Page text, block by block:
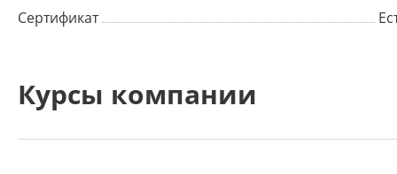
Сертификат
Курсы компании